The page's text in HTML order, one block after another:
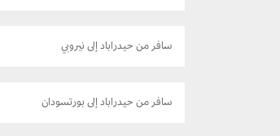
سافر من حيدراباد إلى نيروبي
سافر من حيدراباد إلى بورتسودان